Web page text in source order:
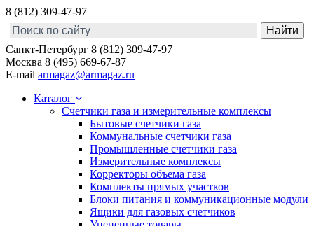
8 (812) 309-47-97
Санкт-Петербург 8 (812) 309-47-97
Москва 8 (495) 669-67-87
E-mail armagaz@armagaz.ru
Каталог
Счетчики газа и измерительные комплексы
Бытовые счетчики газа
Коммунальные счетчики газа
Промышленные счетчики газа
Измерительные комплексы
Корректоры объема газа
Комплекты прямых участков
Блоки питания и коммуникационные модули
Ящики для газовых счетчиков